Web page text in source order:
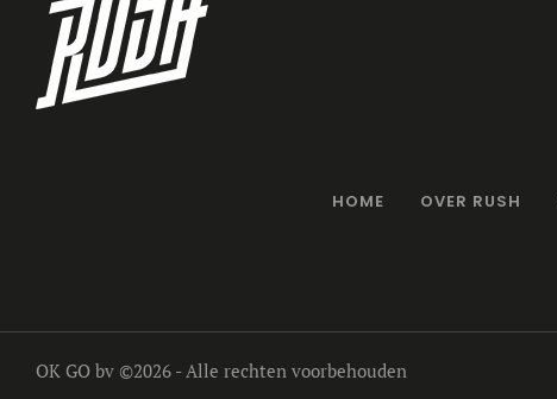
HOME OVER RUSH
OK GO bv ©2026 - Alle rechten voorbehouden